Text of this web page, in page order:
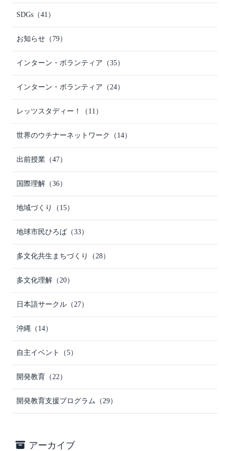
SDGs （41）
お知らせ （79）
インターン・ボランティア （35）
インターン・ボランティア （24）
レッツスタディー！ （11）
世界のウチナーネットワーク （14）
出前授業 （47）
国際理解 （36）
地域づくり （15）
地球市民ひろば （33）
多文化共生まちづくり （28）
多文化理解 （20）
日本語サークル （27）
沖縄 （14）
自主イベント （5）
開発教育 （22）
開発教育支援プログラム （29）
アーカイブ